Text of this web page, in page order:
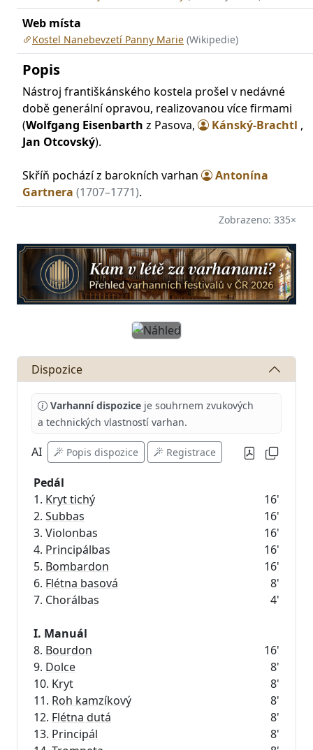
Web místa
Kostel Nanebevzetí Panny Marie (Wikipedie)
Popis
Nástroj františkánského kostela prošel v nedávné
době generální opravou, realizovanou více firmami
(Wolfgang Eisenbarth z Pasova, Kánský-Brachtl ,
Jan Otcovský).
Skříň pochází z barokních varhan
Antonína
Gartnera (1707–1771).
Zobrazeno: 335×
PředchozíDalší
Dispozice
Varhanní dispozice je souhrnem zvukových
a technických vlastností varhan.
AI Popis dispozice Registrace
Pedál
1. Kryt tichý
16'
2. Subbas
16'
3. Violonbas
16'
4. Principálbas
16'
5. Bombardon
16'
6. Flétna basová
8'
7. Chorálbas 4'
I. Manuál
8. Bourdon
16'
9. Dolce
8'
10. Kryt
8'
11. Roh kamzíkový
8'
12. Flétna dutá
8'
13. Principál
8'